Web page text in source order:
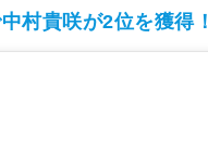
村貴咲が2位を獲得！